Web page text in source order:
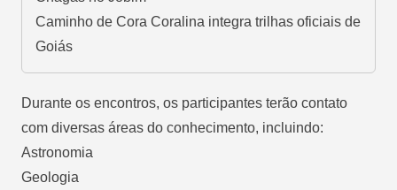
Caminho de Cora Coralina integra trilhas oficiais de
Goiás
Durante os encontros, os participantes terão contato
com diversas áreas do conhecimento, incluindo:
Astronomia
Geologia